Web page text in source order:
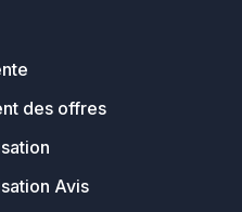
des offres
Avis